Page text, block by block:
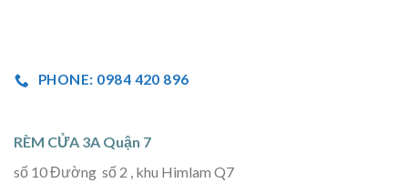
PHONE: 0984 420 896
RÈM CỬA 3A Quận 7
số 10 Đường số 2 , khu Himlam Q7